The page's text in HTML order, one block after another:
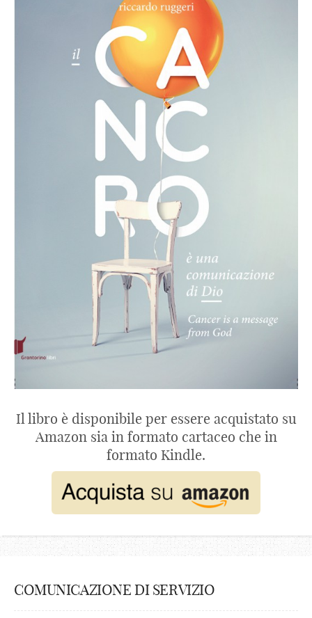
Il libro è disponibile per essere acquistato su
Amazon sia in formato cartaceo che in
formato Kindle.
COMUNICAZIONE DI SERVIZIO